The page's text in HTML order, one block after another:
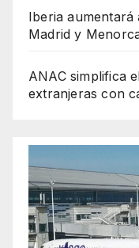
Iberia
Madrid y
ANAC simplifica
extranjeras con